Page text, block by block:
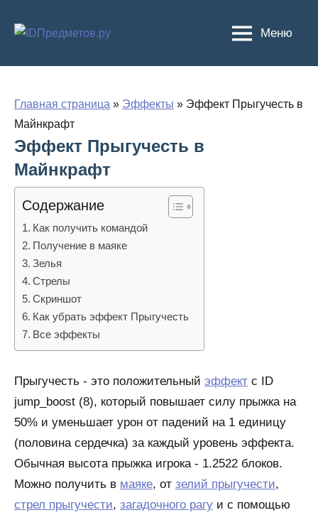
Меню
Главная страница » Эффекты » Эффект Прыгучесть в
Майнкрафт
Эффект Прыгучесть в
Майнкрафт
Содержание
Как получить командой
Получение в маяке
Зелья
Стрелы
Скриншот
Как убрать эффект Прыгучесть
Все эффекты
Прыгучесть - это положительный эффект с ID
jump_boost (8), который повышает силу прыжка на
50% и уменьшает урон от падений на 1 единицу
(половина сердечка) за каждый уровень эффекта.
Обычная высота прыжка игрока - 1.2522 блоков.
Можно получить в маяке, от зелий прыгучести,
стрел прыгучести, загадочного рагу и с помощью